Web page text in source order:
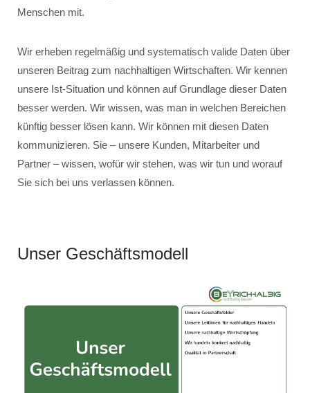
Menschen mit.
Wir erheben regelmäßig und systematisch valide Daten über
unseren Beitrag zum nachhaltigen Wirtschaften. Wir kennen
unsere Ist-Situation und können auf Grundlage dieser Daten
besser werden. Wir wissen, was man in welchen Bereichen
künftig besser lösen kann. Wir können mit diesen Daten
kommunizieren. Sie – unsere Kunden, Mitarbeiter und
Partner – wissen, wofür wir stehen, was wir tun und worauf
Sie sich bei uns verlassen können.
Unser Geschäftsmodell